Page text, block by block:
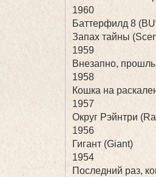
1960
Баттерфилд 8
Запах тайны
1959
Внезапно,
1958
Кошка на
1957
Округ Рэйнтри
1956
Гигант (Giant)
1954
Последний раз,